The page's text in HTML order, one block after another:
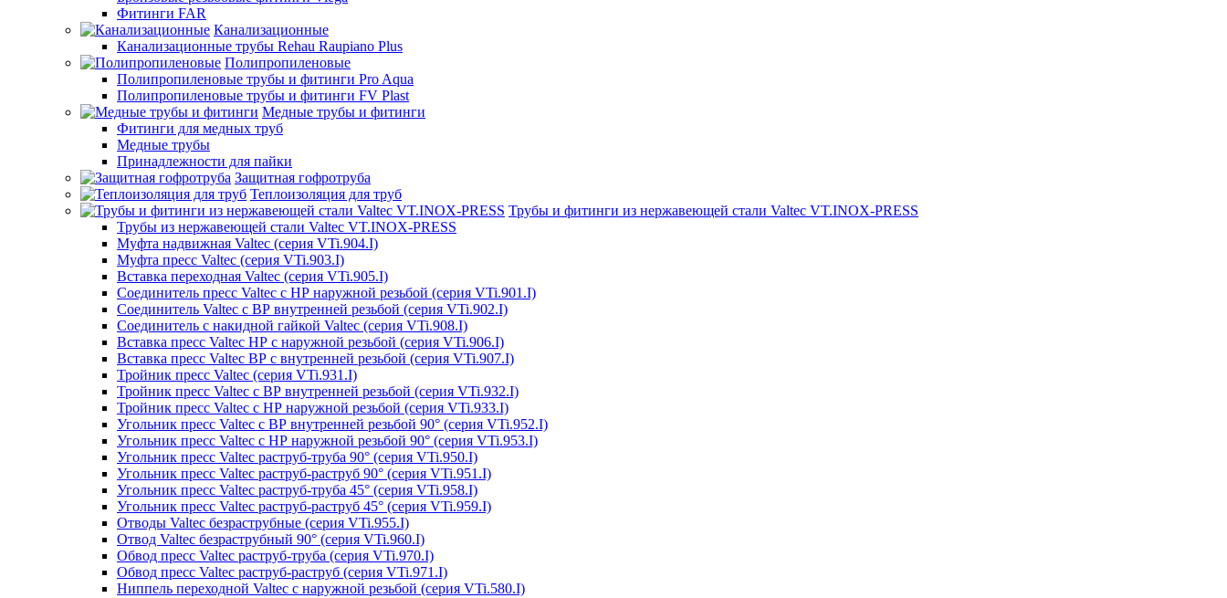
Фитинги FAR
Канализационные
Канализационные трубы Rehau Raupiano Plus
Полипропиленовые
Полипропиленовые трубы и фитинги Pro Aqua
Полипропиленовые трубы и фитинги FV Plast
Медные трубы и фитинги
Фитинги для медных труб
Медные трубы
Принадлежности для пайки
Защитная гофротруба
Теплоизоляция для труб
Трубы и фитинги из нержавеющей стали Valtec VT.INOX-PRESS
Трубы из нержавеющей стали Valtec VT.INOX-PRESS
Муфта надвижная Valtec (серия VTi.904.I)
Муфта пресс Valtec (серия VTi.903.I)
Вставка переходная Valtec (серия VTi.905.I)
Соединитель пресс Valtec с НР наружной резьбой (серия VTi.901.I)
Соединитель Valtec с ВР внутренней резьбой (серия VTi.902.I)
Соединитель с накидной гайкой Valtec (серия VTi.908.I)
Вставка пресс Valtec НР с наружной резьбой (серия VTi.906.I)
Вставка пресс Valtec ВР с внутренней резьбой (серия VTi.907.I)
Тройник пресс Valtec (серия VTi.931.I)
Тройник пресс Valtec с ВР внутренней резьбой (серия VTi.932.I)
Тройник пресс Valtec с НР наружной резьбой (серия VTi.933.I)
Угольник пресс Valtec с ВР внутренней резьбой 90° (серия VTi.952.I)
Угольник пресс Valtec с НР наружной резьбой 90° (серия VTi.953.I)
Угольник пресс Valtec раструб-труба 90° (серия VTi.950.I)
Угольник пресс Valtec раструб-раструб 90° (серия VTi.951.I)
Угольник пресс Valtec раструб-труба 45° (серия VTi.958.I)
Угольник пресс Valtec раструб-раструб 45° (серия VTi.959.I)
Отводы Valtec безраструбные (серия VTi.955.I)
Отвод Valtec безраструбный 90° (серия VTi.960.I)
Обвод пресс Valtec раструб-труба (серия VTi.970.I)
Обвод пресс Valtec раструб-раструб (серия VTi.971.I)
Ниппель переходной Valtec с наружной резьбой (серия VTi.580.I)